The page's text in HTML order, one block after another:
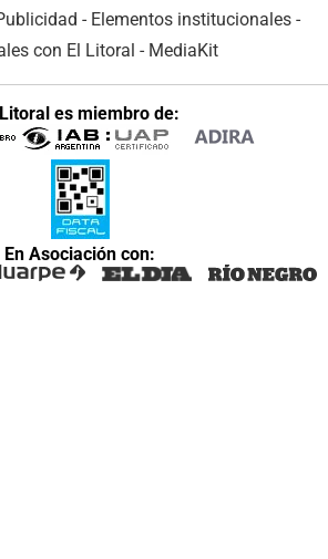
- Elementos institucionales -
con El Litoral - MediaKit
es miembro de:
En Asociación con: